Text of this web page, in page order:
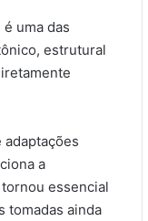
uma das
estrutural
a
essencial
tomadas ainda